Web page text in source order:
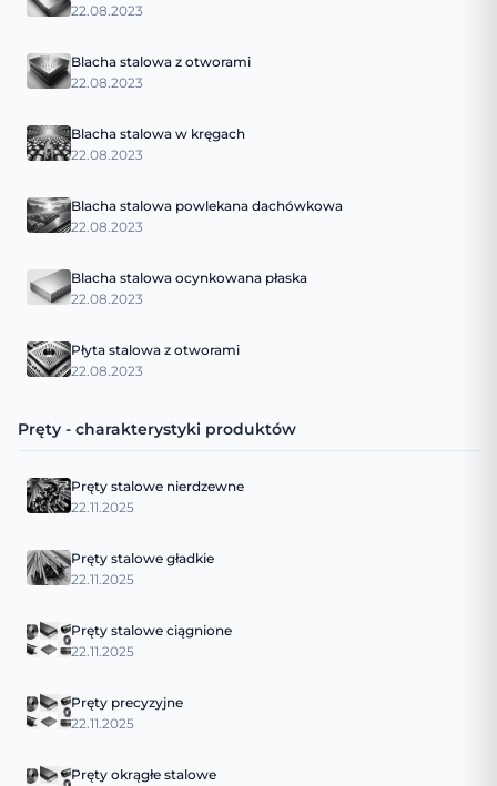
22.08.2023
Blacha stalowa z otworami
22.08.2023
Blacha stalowa w kręgach
22.08.2023
Blacha stalowa powlekana dachówkowa
22.08.2023
Blacha stalowa ocynkowana płaska
22.08.2023
Płyta stalowa z otworami
22.08.2023
Pręty - charakterystyki produktów
Pręty stalowe nierdzewne
22.11.2025
Pręty stalowe gładkie
22.11.2025
Pręty stalowe ciągnione
22.11.2025
Pręty precyzyjne
22.11.2025
Pręty okrągłe stalowe